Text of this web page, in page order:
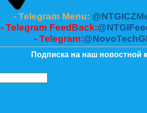
- Telegram Menu:
- Telegram FeedBack:
- Telegram:
Подписка на наш новостной